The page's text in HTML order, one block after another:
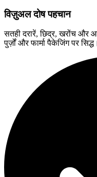
विज़ुअल दोष पहचान
सतही दरारें, छिद्र, खरोंच और
पुर्ज़ों और फार्मा पैकेजिंग पर सिद्ध।